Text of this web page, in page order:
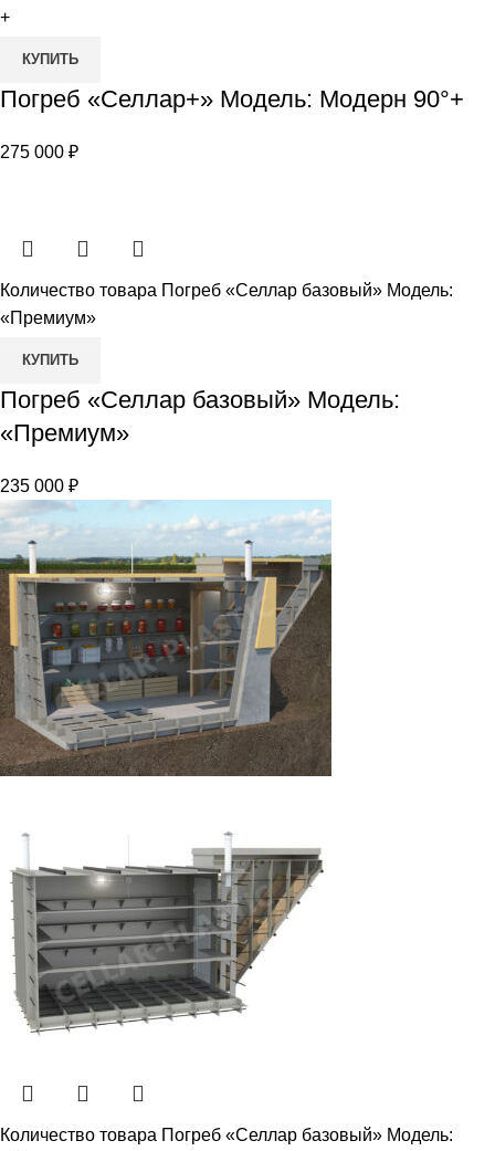
+
КУПИТЬ
Погреб «Селлар+» Модель: Модерн 90°+
275 000 ₽
Количество товара Погреб «Селлар базовый» Модель:
«Премиум»
КУПИТЬ
Погреб «Селлар базовый» Модель:
«Премиум»
235 000 ₽
Количество товара Погреб «Селлар базовый» Модель: